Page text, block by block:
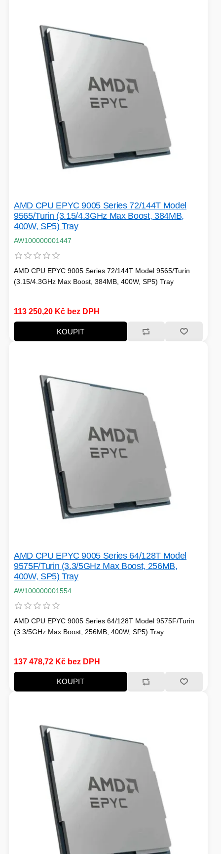
HERNÍ SVĚT
HERNÍ ROUTERY
PAMĚTI RAM
BACKUP SERVER
IO ZAŘÍZENÍ
BAZAR
PROJEKTORY
FOTO A VIDEO
CHYTRÁ ELEKTRONIKA
BATERIE
DEKORACE
LOKÁTORY
PATCH PANELY
VENKOVNÍ JEDNOTKY
KONVERTORY
ADAPTÉRY USB/PCI
EXTENDER-REPEATER
SWITCHE
ROBOTY - MIXÉRY
VENTILÁTORY
TLAKOVÉ HRNCE
FRITÉZY
RÁDIA - STANICE
AMD CPU EPYC 9005 Series 72/144T Model
9565/Turin (3.15/4.3GHz Max Boost, 384MB,
400W, SP5) Tray
AW100000001447
AMD CPU EPYC 9005 Series 72/144T Model 9565/Turin
(3.15/4.3GHz Max Boost, 384MB, 400W, SP5) Tray
113 250,20 Kč bez DPH
KOUPIT
AMD CPU EPYC 9005 Series 64/128T Model
9575F/Turin (3.3/5GHz Max Boost, 256MB,
400W, SP5) Tray
AW100000001554
AMD CPU EPYC 9005 Series 64/128T Model 9575F/Turin
(3.3/5GHz Max Boost, 256MB, 400W, SP5) Tray
137 478,72 Kč bez DPH
KOUPIT